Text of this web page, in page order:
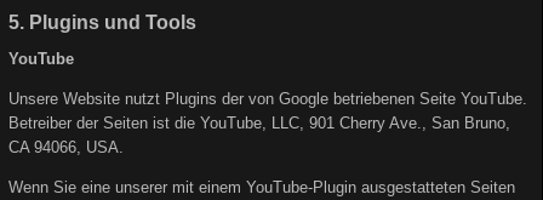
5. Plugins und Tools
YouTube
Unsere Website nutzt Plugins der von Google betriebenen Seite YouTube.
Betreiber der Seiten ist die YouTube, LLC, 901 Cherry Ave., San Bruno,
CA 94066, USA.
Wenn Sie eine unserer mit einem YouTube-Plugin ausgestatteten Seiten